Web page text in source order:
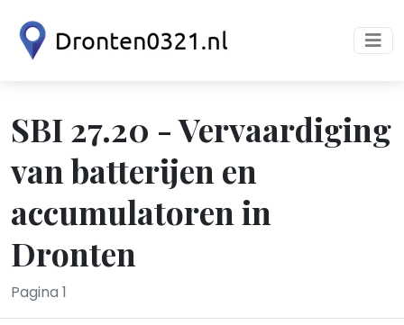
SBI 27.20 - Vervaardiging
van batterijen en
accumulatoren in
Dronten
Pagina 1